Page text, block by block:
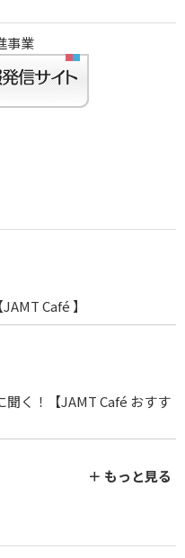
事業
Café 】
聞く！【JAMT Café おすす
＋ もっと見る